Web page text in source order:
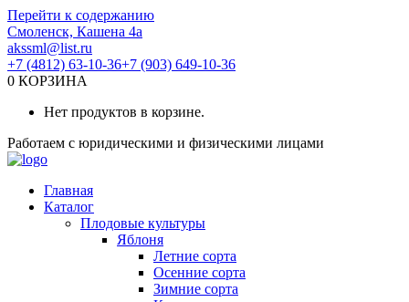
Перейти к содержанию
Смоленск, Кашена 4а
akssml@list.ru
+7 (4812) 63-10-36+7 (903) 649-10-36
0 КОРЗИНА
Нет продуктов в корзине.
Работаем с юридическими и физическими лицами
Главная
Каталог
Плодовые культуры
Яблоня
Летние сорта
Осенние сорта
Зимние сорта